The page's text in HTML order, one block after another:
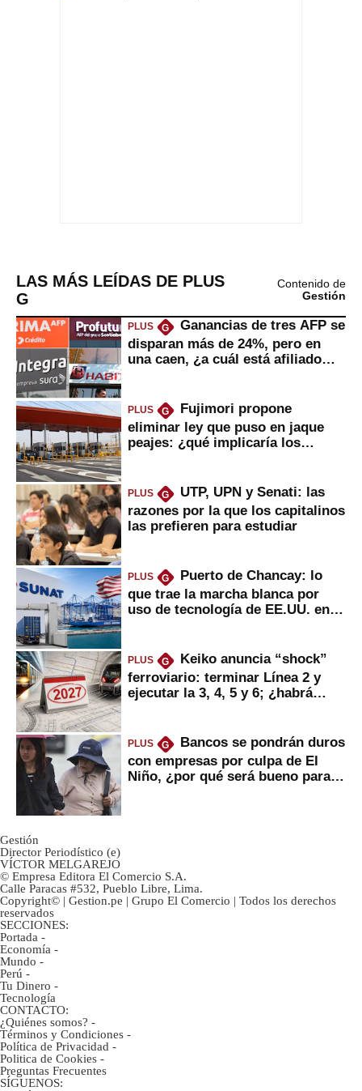
LAS MÁS LEÍDAS DE PLUS
G
Contenido de
Gestión
PLUS G
Ganancias de tres AFP se
disparan más de 24%, pero en
una caen, ¿a cuál está afiliado
PLUS G
Fujimori propone
eliminar ley que puso en jaque
peajes: ¿qué implicaría los
PLUS G
UTP, UPN y Senati: las
razones por la que los capitalinos
las prefieren para estudiar
PLUS G
Puerto de Chancay: lo
que trae la marcha blanca por
uso de tecnología de EE.UU. en
PLUS G
Keiko anuncia “shock”
ferroviario: terminar Línea 2 y
ejecutar la 3, 4, 5 y 6; ¿habrá
PLUS G
Bancos se pondrán duros
con empresas por culpa de El
Niño, ¿por qué será bueno para
Gestión
Director Periodístico (e)
VÍCTOR MELGAREJO
© Empresa Editora El Comercio S.A.
Calle Paracas #532, Pueblo Libre, Lima.
Copyright© | Gestion.pe | Grupo El Comercio | Todos los derechos
reservados
SECCIONES:
Portada -
Economía -
Mundo -
Perú -
Tu Dinero -
Tecnología
CONTACTO:
¿Quiénes somos? -
Términos y Condiciones -
Política de Privacidad -
Politica de Cookies -
Preguntas Frecuentes
SÍGUENOS: